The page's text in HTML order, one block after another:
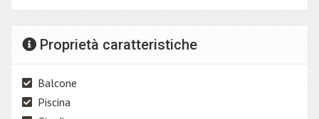
Proprietà caratteristiche
Balcone
Piscina